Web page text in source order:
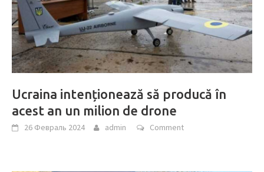
Ucraina intenționează să producă în
acest an un milion de drone
26 Февраль 2024 admin Comment